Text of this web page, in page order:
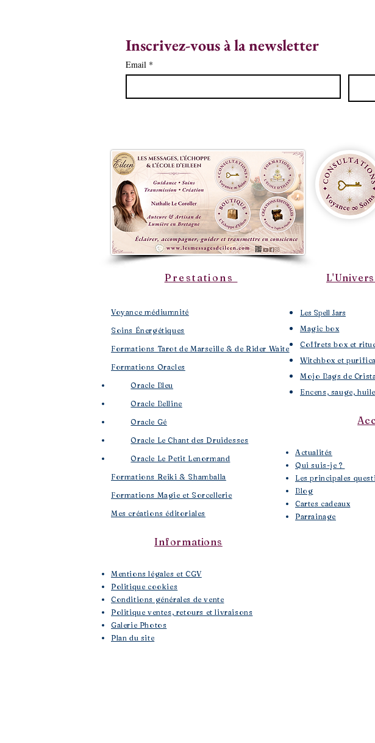
Inscrivez-vous à la newsletter
Email *
Prestations
Voyance médiumnité
Soins Énergétiques
Formations Tarot de Marseille & de Rider Waite
Formations Oracles
Oracle Bleu
Oracle Belline
Oracle Gé
​Oracle Le Chant des Druidesses​
Oracle Le Petit Lenormand​
Formations Reiki & Shamballa
Formations Magie et Sorcellerie
Mes créations éditoriales
Les Spell Jars
Magic box
Coffrets box et
Witchbox et
Mojo Bags de
Encens, sauge,
​Actualités
Qui suis-je ?
Les principales
Blog
Cartes cadeaux
Parrainage
Informations
Mentions légales et CGV
Politique cookies
Conditions générales de vente
Politique ventes, retours et livraisons
Galerie Photos
Plan du site